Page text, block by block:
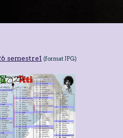
semestre1 (format JPG)